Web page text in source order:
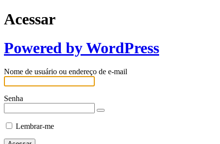
Acessar
Powered by WordPress
Nome de usuário ou endereço de e-mail
Senha
Lembrar-me